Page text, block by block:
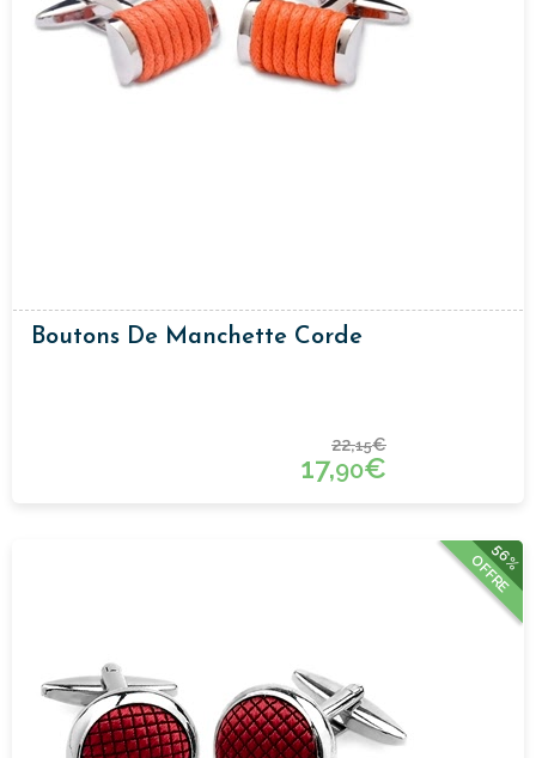
Boutons De Manchette Corde
22,15€
17,90€
56%
OFFRE